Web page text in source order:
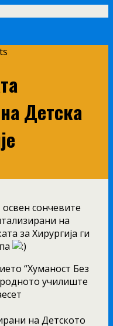
Детска
сончевите
на
за Хирургија ги
“Хуманост Без
училиште
на Детското